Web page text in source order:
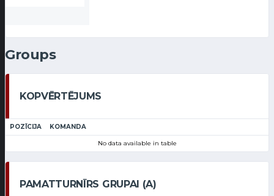
Groups
KOPVĒRTĒJUMS
POZĪCIJA KOMANDA
No data available in table
PAMATTURNĪRS GRUPAI (A)